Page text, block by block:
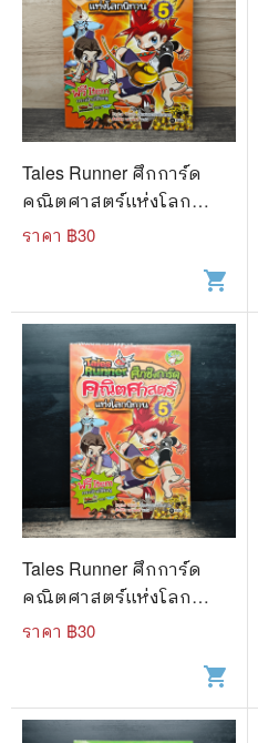
Tales Runner ศึกการ์ด
คณิตศาสตร์แห่งโลก
นิทาน 5
ราคา ฿30
shopping_cart
Tales Runner ศึกการ์ด
คณิตศาสตร์แห่งโลก
นิทาน 5
ราคา ฿30
shopping_cart